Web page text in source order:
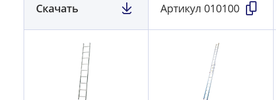
Скачать
Артикул 010100